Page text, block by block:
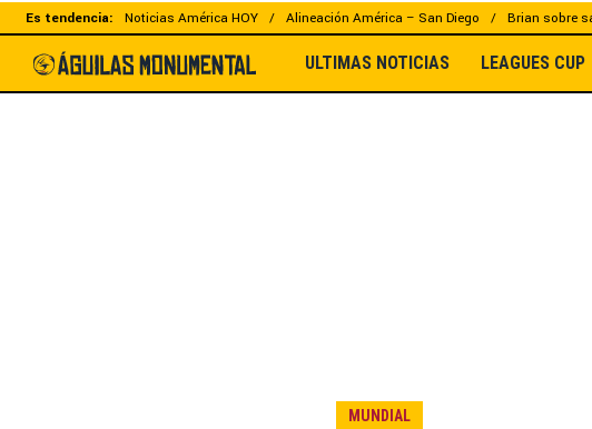
Es tendencia: Noticias América HOY Alineación América – San Diego Brian sobre
ULTIMAS NOTICIAS LEAGUES CUP
MUNDIAL